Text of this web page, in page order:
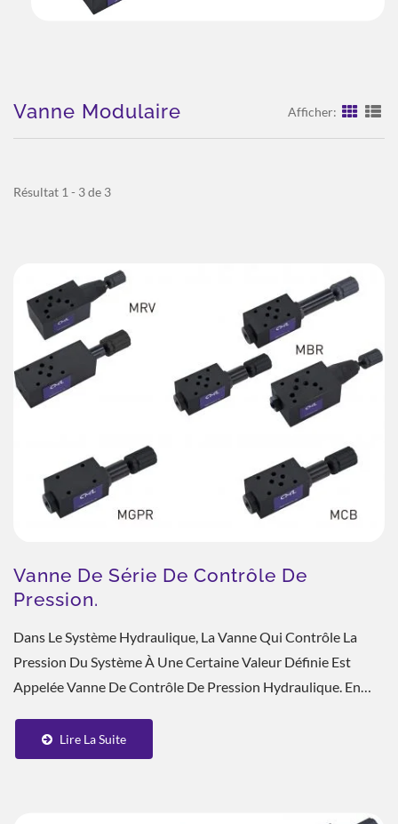
Vanne Modulaire Afficher:
Résultat 1 - 3 de 3
Vanne De Série De Contrôle De
Pression.
Dans Le Système Hydraulique, La Vanne Qui Contrôle La
Pression Du Système À Une Certaine Valeur Définie Est
Appelée Vanne De Contrôle De Pression Hydraulique. En
Lire La Suite